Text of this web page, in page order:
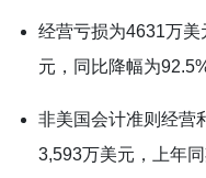
经营亏损为4631万
元，同比降幅为92.5%
非美国会计准则经营
3,593万美元，上年